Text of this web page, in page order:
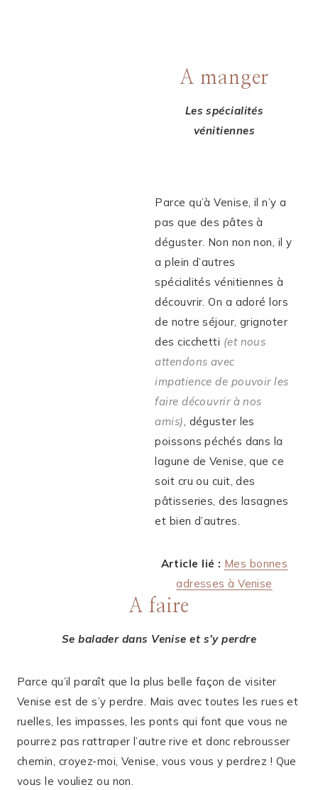
A manger
Les spécialités
vénitiennes
Parce qu’à Venise, il n’y a
pas que des pâtes à
déguster. Non non non, il y
a plein d’autres
spécialités vénitiennes à
découvrir. On a adoré lors
de notre séjour, grignoter
des cicchetti (et nous
attendons avec
impatience de pouvoir les
faire découvrir à nos
amis), déguster les
poissons péchés dans la
lagune de Venise, que ce
soit cru ou cuit, des
pâtisseries, des lasagnes
et bien d’autres.
Article lié : Mes bonnes
adresses à Venise
A faire
Se balader dans Venise et s’y perdre
Parce qu’il paraît que la plus belle façon de visiter
Venise est de s’y perdre. Mais avec toutes les rues et
ruelles, les impasses, les ponts qui font que vous ne
pourrez pas rattraper l’autre rive et donc rebrousser
chemin, croyez-moi, Venise, vous vous y perdrez ! Que
vous le vouliez ou non.